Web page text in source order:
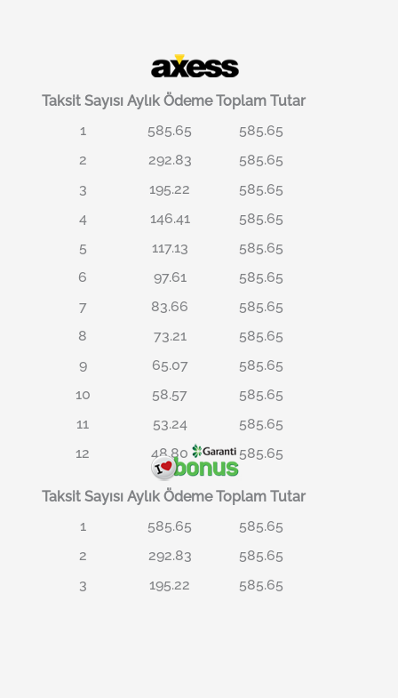
Taksit Sayısı Aylık Ödeme Toplam Tutar
1
585.65
585.65
2
292.83
585.65
3
195.22
585.65
4
146.41
585.65
5
117.13
585.65
6
97.61
585.65
7
83.66
585.65
8
73.21
585.65
9
65.07
585.65
10
58.57
585.65
11
53.24
585.65
12
48.80 585.65
Taksit Sayısı Aylık Ödeme Toplam Tutar
1
585.65
585.65
2
292.83
585.65
3
195.22 585.65